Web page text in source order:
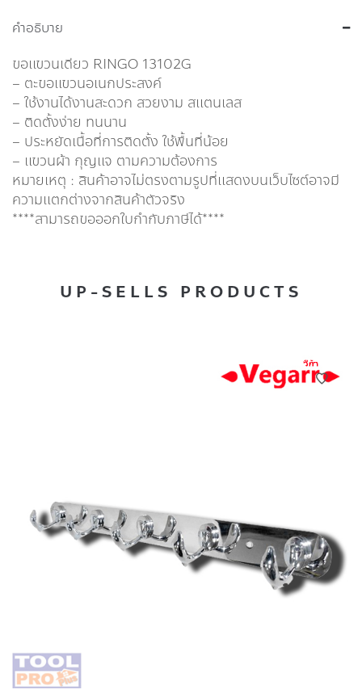
คำอธิบาย
ขอเเขวนเดียว RINGO 13102G
– ตะขอแขวนอเนกประสงค์
– ใช้งานได้งานสะดวก สวยงาม สแตนเลส
– ติดตั้งง่าย ทนนาน
– ประหยัดเนื้อที่การติดตั้ง ใช้พื้นที่น้อย
– แขวนผ้า กุญแจ ตามความต้องการ
หมายเหตุ : สินค้าอาจไม่ตรงตามรูปที่แสดงบนเว็บไซต์อาจมี
ความแตกต่างจากสินค้าตัวจริง
****สามารถขอออกใบกำกับภาษีได้****
UP-SELLS PRODUCTS